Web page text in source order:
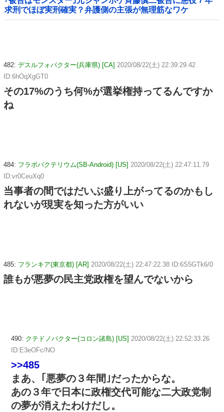
求刑でほぼ実刑確実？弁護側の主張が無理筋なワケ
482: デスルフォバクター(兵庫県) [CA] 2020/08/22(土) 22:39:29.42
ID:6hOqXgGT0
その17%のうち何%が選挙権持ってるんですか
ね
484: フラボバクテリウム(SB-Android) [US] 2020/08/22(土) 22:47:11.79
ID:vr0CeuXq0
当事者の間ではだいぶ盛り上がってるのかもし
れないが現実を知った方がいい
485: フランキア(東京都) [AR] 2020/08/22(土) 22:47:22.38 ID:6S5GTk6/0
誰もが悪夢の民主党政権を望んでないから
490: クテドノバクター(コロン諸島) [US] 2020/08/22(土) 22:52:33.26
ID:E3eOFc/NO
>>485
まあ、｢悪夢の３年間｣だったからな。
あの３年で日本に政権交代可能な二大政党制
の夢が消えたわけだし。